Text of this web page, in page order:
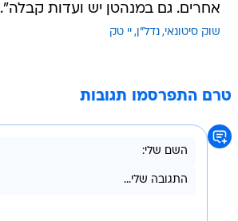
אחרים. גם במנהטן יש ועדות קבלה".
שוק סיטונאי נדל"ן יי טק
טרם התפרסמו תגובות